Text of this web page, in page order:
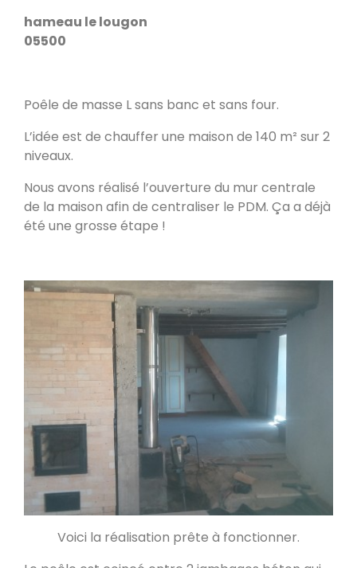
Les Salelles 48230
Poele de masse L
Poêle de masse L avec petit banc
chauffant
Heusy
Poêle de Masse
Bellecombe-en-Bauges 73340
Oxalibre S
Portet 64330
Modèle M avec enduit
La Table 73110
hameau le lougon
05500
Poêle de masse L sans banc et sans four.
L’idée est de chauffer une maison de 140 m² sur 2
niveaux.
Nous avons réalisé l’ouverture du mur centrale
de la maison afin de centraliser le PDM. Ça a déjà
été une grosse étape !
Voici la réalisation prête à fonctionner.